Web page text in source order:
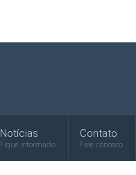
Notícias
Fique informado
Contato
Fale conosco